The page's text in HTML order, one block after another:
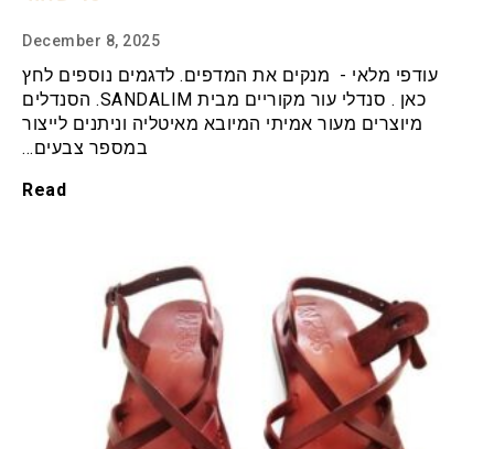
December 8, 2025
עודפי מלאי - מנקים את המדפים. לדגמים נוספים לחץ
כאן . סנדלי עור מקוריים מבית SANDALIM. הסנדלים
מיוצרים מעור אמיתי המיובא מאיטליה וניתנים לייצור
במספר צבעים…
Read